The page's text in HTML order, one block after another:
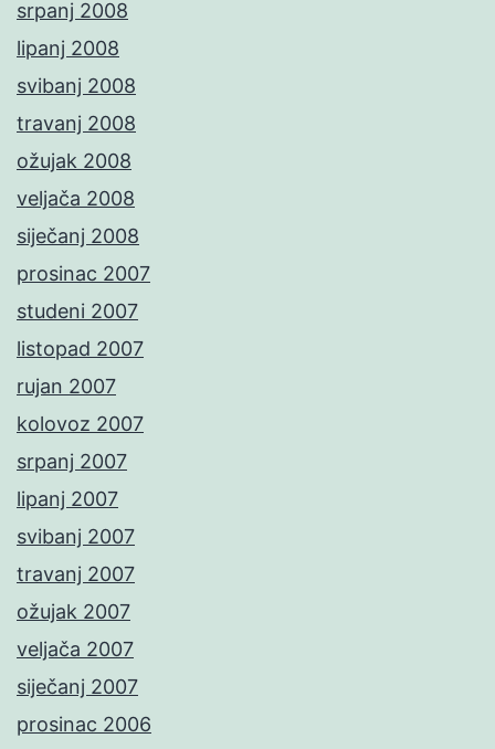
srpanj 2008
lipanj 2008
svibanj 2008
travanj 2008
ožujak 2008
veljača 2008
siječanj 2008
prosinac 2007
studeni 2007
listopad 2007
rujan 2007
kolovoz 2007
srpanj 2007
lipanj 2007
svibanj 2007
travanj 2007
ožujak 2007
veljača 2007
siječanj 2007
prosinac 2006